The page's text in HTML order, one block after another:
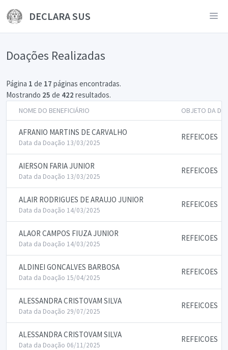
DECLARA SUS
Doações Realizadas
Página 1 de 17 páginas encontradas.
Mostrando 25 de 422 resultados.
NOME DO BENEFICIÁRIO OBJETO DA
AFRANIO MARTINS DE CARVALHO
Data da Doação 13/03/2025
REFEICOES
AIERSON FARIA JUNIOR
Data da Doação 13/03/2025
REFEICOES
ALAIR RODRIGUES DE ARAUJO JUNIOR
Data da Doação 14/03/2025
REFEICOES
ALAOR CAMPOS FIUZA JUNIOR
Data da Doação 14/03/2025
REFEICOES
ALDINEI GONCALVES BARBOSA
Data da Doação 15/04/2025
REFEICOES
ALESSANDRA CRISTOVAM SILVA
Data da Doação 29/07/2025
REFEICOES
ALESSANDRA CRISTOVAM SILVA
Data da Doação 06/11/2025
REFEICOES